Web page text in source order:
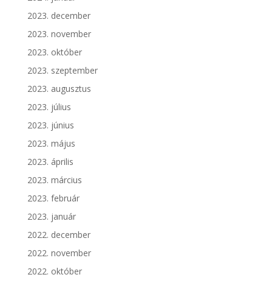
2023. december
2023. november
2023. október
2023. szeptember
2023. augusztus
2023. július
2023. június
2023. május
2023. április
2023. március
2023. február
2023. január
2022. december
2022. november
2022. október